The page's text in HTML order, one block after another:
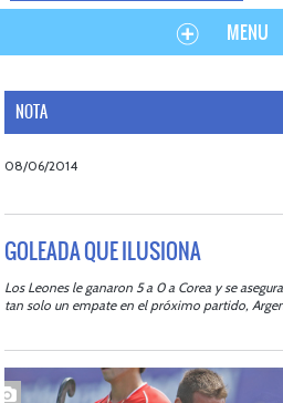
MENU
NOTA
08/06/2014
GOLEADA QUE ILUSIONA
Los Leones le ganaron 5 a 0 a Corea y se
tan solo un empate en el próximo partido,